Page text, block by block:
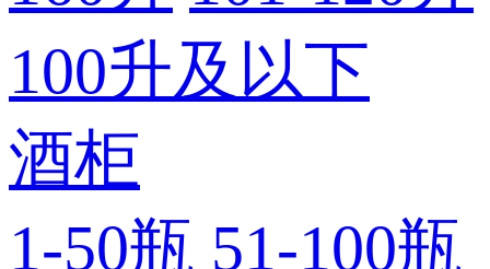
100升及以下
酒柜
1-50瓶 51-100瓶